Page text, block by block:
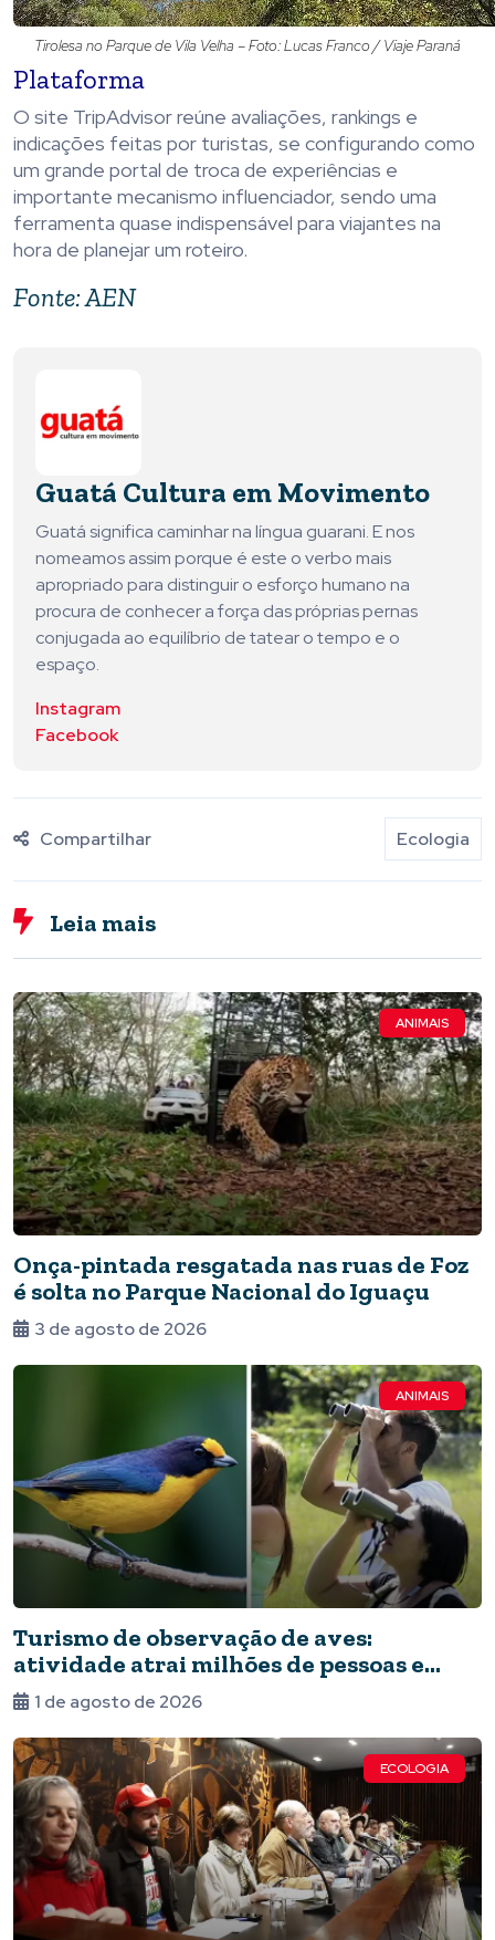
Tirolesa no Parque de Vila Velha – Foto: Lucas Franco / Viaje Paraná
Plataforma
O site TripAdvisor reúne avaliações, rankings e
indicações feitas por turistas, se configurando como
um grande portal de troca de experiências e
importante mecanismo influenciador, sendo uma
ferramenta quase indispensável para viajantes na
hora de planejar um roteiro.
Fonte: AEN
Guatá Cultura em Movimento
Guatá significa caminhar na língua guarani. E nos
nomeamos assim porque é este o verbo mais
apropriado para distinguir o esforço humano na
procura de conhecer a força das próprias pernas
conjugada ao equilíbrio de tatear o tempo e o
espaço.
Instagram
Facebook
Compartilhar Ecologia
Leia mais
ANIMAIS
Onça-pintada resgatada nas ruas de Foz
é solta no Parque Nacional do Iguaçu
3 de agosto de 2026
ANIMAIS
Turismo de observação de aves:
atividade atrai milhões de pessoas e
impulsiona a economia local e a ciência
1 de agosto de 2026
ECOLOGIA